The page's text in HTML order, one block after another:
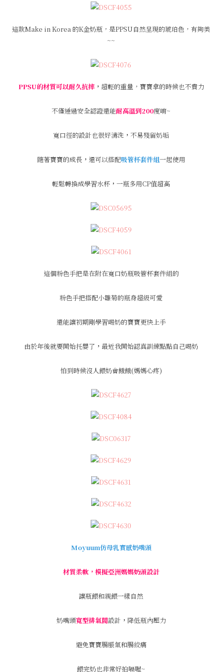
這款Make in Korea 的K金奶瓶，是PPSU自然呈現的琥珀色，有夠美
~~
PPSU的材質可以耐久抗摔， 超輕的重量，寶寶拿的時候也不費力
不僅通過安全認證還能耐高溫到200度唷~
寬口徑的設計也很好清洗 ， 不易殘留奶垢
隨著寶寶的成長， 還可以搭配吸管杯套件組一起使用
輕鬆轉換成學習水杯 ， 一瓶多用CP值超高
這個粉色手把是在附在寬口奶瓶吸管杯套件組的
粉色手把搭配小雛菊的瓶身超級可愛
還能讓初期剛學習喝奶的寶寶更快上手
由於年後就要開始托嬰了 ， 最近我開始認真訓練點點自己喝奶
怕到時候沒人餵奶會餓餓(媽媽心疼)
Moyuum仿母乳實感奶嘴頭
材質柔軟，模擬亞洲媽媽奶頭設計
讓瓶餵和親餵一樣自然
奶嘴頭寬型排氣閥設計 ， 降低瓶內壓力
避免寶寶腸脹氣和腸絞痛
餵完奶也非常好拍嗝喔~